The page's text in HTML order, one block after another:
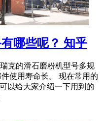
哪些呢？ 知乎
克的滑石磨粉机型号多规
使用寿命长。 现在常用的
以给大家介绍一下用到的